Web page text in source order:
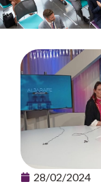
28/02/2024